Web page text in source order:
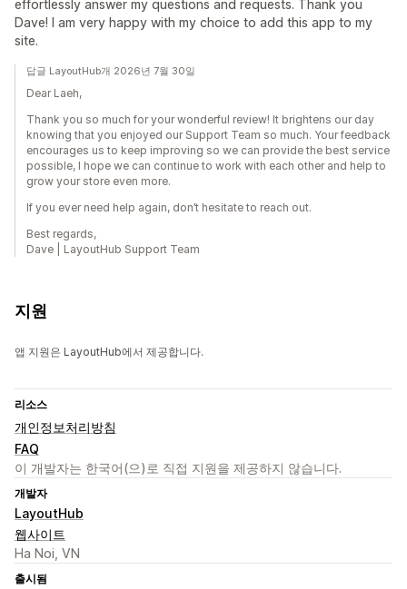
effortlessly answer my questions and requests. Thank you
Dave! I am very happy with my choice to add this app to my
site.
답글 LayoutHub개 2026년 7월 30일
Dear Laeh,
Thank you so much for your wonderful review! It brightens our day
knowing that you enjoyed our Support Team so much. Your feedback
encourages us to keep improving so we can provide the best service
possible, I hope we can continue to work with each other and help to
grow your store even more.
If you ever need help again, don’t hesitate to reach out.
Best regards,
Dave | LayoutHub Support Team
지원
앱 지원은 LayoutHub에서 제공합니다.
리소스
개인정보처리방침
FAQ
이 개발자는 한국어(으)로 직접 지원을 제공하지 않습니다.
개발자
LayoutHub
웹사이트
Ha Noi, VN
출시됨